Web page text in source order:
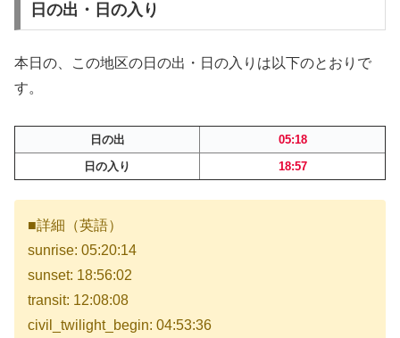
日の出・日の入り
本日の、この地区の日の出・日の入りは以下のとおりで
す。
日の出
05:18
日の入り
18:57
■詳細（英語）
sunrise: 05:20:14
sunset: 18:56:02
transit: 12:08:08
civil_twilight_begin: 04:53:36